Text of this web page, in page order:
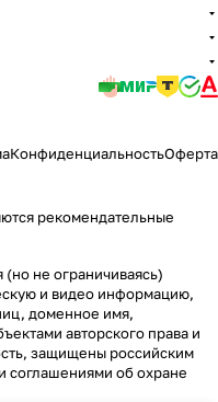
КонфиденциальностьОферта
рекомендательные
не ограничиваясь)
и видео информацию,
доменное имя,
авторского права и
защищены российским
соглашениями об охране